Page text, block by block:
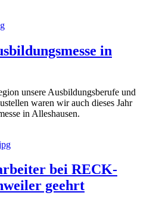
in
unsere Ausbildungsberufe und
waren wir auch dieses Jahr
in Alleshausen.
bei RECK-
geehrt